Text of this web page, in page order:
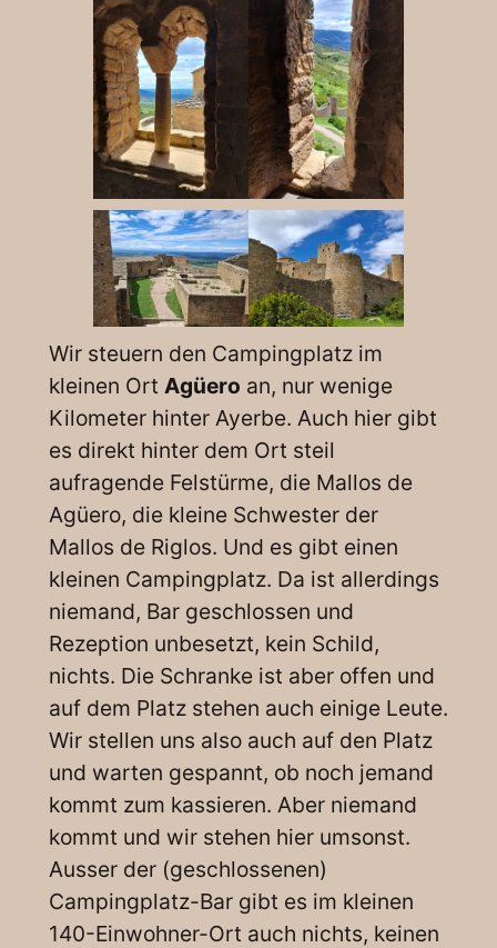
Wir steuern den Campingplatz im
kleinen Ort Agüero an, nur wenige
Kilometer hinter Ayerbe. Auch hier gibt
es direkt hinter dem Ort steil
aufragende Felstürme, die Mallos de
Agüero, die kleine Schwester der
Mallos de Riglos. Und es gibt einen
kleinen Campingplatz. Da ist allerdings
niemand, Bar geschlossen und
Rezeption unbesetzt, kein Schild,
nichts. Die Schranke ist aber offen und
auf dem Platz stehen auch einige Leute.
Wir stellen uns also auch auf den Platz
und warten gespannt, ob noch jemand
kommt zum kassieren. Aber niemand
kommt und wir stehen hier umsonst.
Ausser der (geschlossenen)
Campingplatz-Bar gibt es im kleinen
140-Einwohner-Ort auch nichts, keinen